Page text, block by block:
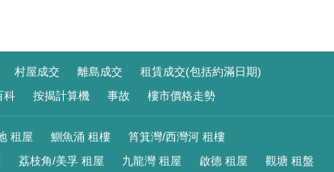
村屋成交 離島成交
租賃成交(包括約滿日期)
科 按揭計算機 事故 樓市價格走勢
租屋 鰂魚涌 租樓
筲箕灣/西灣河 租樓
荔枝角/美孚 租屋 九龍灣 租屋 啟德 租屋
觀塘 租盤